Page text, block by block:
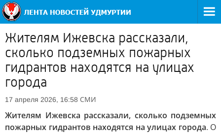
Жителям Ижевска рассказали,
сколько подземных пожарных
гидрантов находятся на улицах
города
17 апреля 2026, 16:58 СМИ
Жителям Ижевска рассказали, сколько подземных
пожарных гидрантов находятся на улицах города. О